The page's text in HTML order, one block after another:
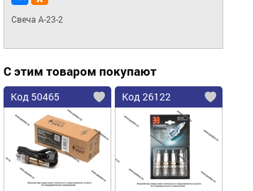
Свеча А-23-2
С этим товаром покупают
Код 50465 Код 26122